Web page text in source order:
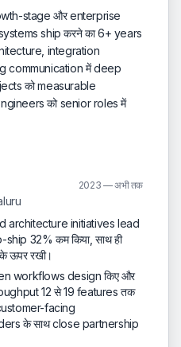
stage और enterprise
ship करने का 6+ years
integration
communication में deep
को measurable
को senior roles में
2023 — अभी तक
architecture initiatives lead
32% कम किया, साथ ही
ऊपर रखी।
workflows design किए और
12 से 19 features तक
facing
के साथ close partnership